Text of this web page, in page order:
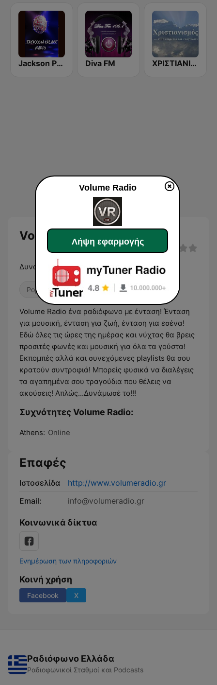
Jackson Palace Radio Diva FM ΧΡΙΣΤΙΑΝΙΣΜΟΣ 90 FM
Volume Radio
Δυνάμωσέ το...
Pop / Top 40
Volume Radio ένα ραδιόφωνο με ένταση! Ένταση
για μουσική, ένταση για ζωή, ένταση για εσένα!
Εδώ όλες τις ώρες της ημέρας και νύχτας θα βρεις
προσιτές φωνές και μουσική για όλα τα γούστα!
Εκπομπές αλλά και συνεχόμενες playlists θα σου
κρατούν συντροφιά! Μπορείς φυσικά να διαλέγεις
τα αγαπημένα σου τραγούδια που θέλεις να
ακούσεις! Απλώς...Δυνάμωσέ το!!!
Συχνότητες Volume Radio:
Athens: Online
Επαφές
Ιστοσελίδα
http://www.volumeradio.gr
Email:
info@volumeradio.gr
Κοινωνικά δίκτυα
Ενημέρωση των πληροφοριών
Κοινή χρήση
Facebook X
Ραδιόφωνο Ελλάδα
Ραδιοφωνικοί Σταθμοί και Podcasts
Volume Radio
Λήψη εφαρμογής